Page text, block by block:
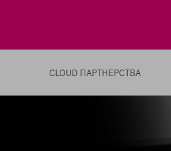
CLOUD ПАРТНЕРСТВА